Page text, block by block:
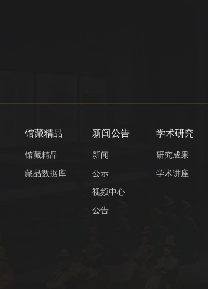
馆藏精品
馆藏精品
藏品数据库
新闻公告
新闻
公示
视频中心
公告
学术研究
研究成果
学术讲座